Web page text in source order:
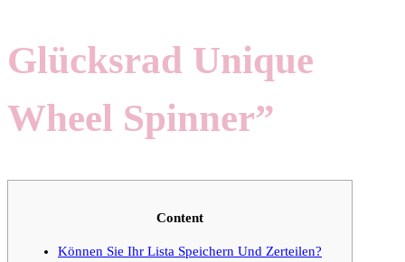
Glücksrad Unique
Wheel Spinner”
Content
Können Sie Ihr Lista Speichern Und Zerteilen?